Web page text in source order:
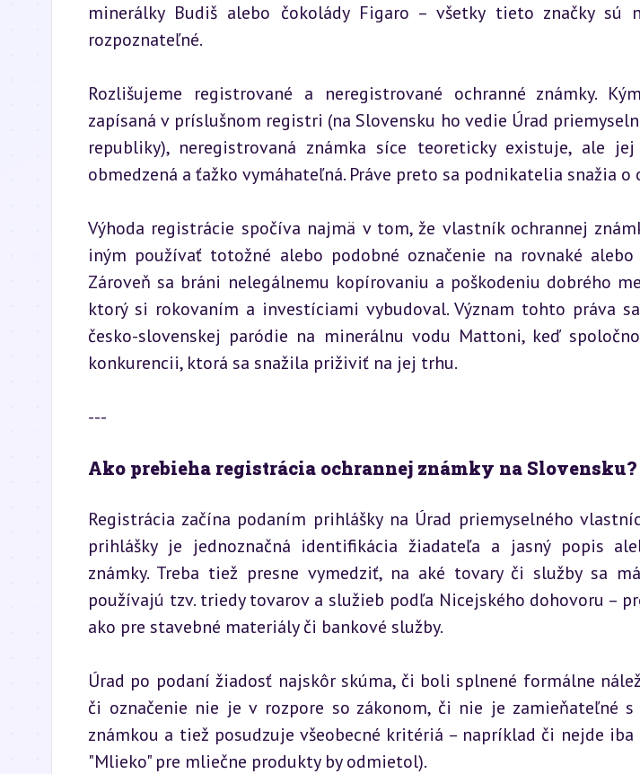
minerálky Budiš alebo čokolády Figaro – všetky tieto značky sú
rozpoznateľné.
Rozlišujeme registrované a neregistrované ochranné známky.
zapísaná v príslušnom registri (na Slovensku ho vedie Úrad
republiky), neregistrovaná známka síce teoreticky existuje, ale
obmedzená a ťažko vymáhateľná. Práve preto sa podnikatelia snažia
Výhoda registrácie spočíva najmä v tom, že vlastník ochrannej
iným používať totožné alebo podobné označenie na rovnaké
Zároveň sa bráni nelegálnemu kopírovaniu a poškodeniu dobrého
ktorý si rokovaním a investíciami vybudoval. Význam tohto práva
česko-slovenskej paródie na minerálnu vodu Mattoni, keď
konkurencii, ktorá sa snažila priživiť na jej trhu.
---
Ako prebieha registrácia ochrannej známky na Slovensku?
Registrácia začína podaním prihlášky na Úrad priemyselného
prihlášky je jednoznačná identifikácia žiadateľa a jasný popis
známky. Treba tiež presne vymedziť, na aké tovary či služby sa
používajú tzv. triedy tovarov a služieb podľa Nicejského dohovoru –
ako pre stavebné materiály či bankové služby.
Úrad po podaní žiadosť najskôr skúma, či boli splnené formálne
či označenie nie je v rozpore so zákonom, či nie je zamieňateľné
známkou a tiež posudzuje všeobecné kritériá – napríklad či nejde
"Mlieko" pre mliečne produkty by odmietol).